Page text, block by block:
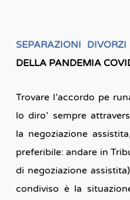
SEPARAZIONI
DELLA PANDEMIA
Trovare l’accordo pe
lo diro’ sempre
la negoziazione
preferibile: andare in
di negoziazione
condiviso è la